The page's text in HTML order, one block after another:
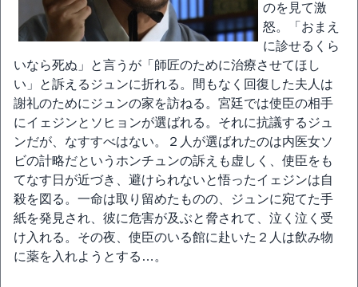
のを見て激
怒。「おまえ
に診せるくら
いなら死ぬ」と言うが「師匠のために治療させてほし
い」と訴えるジュンに折れる。間もなく回復した夫人は
謝礼のためにジュンの家を訪ねる。宮廷では使臣の相手
にイェジンとソヒョンが選ばれる。それに抗議するジュ
ンだが、なすすべはない。２人が選ばれたのは内医女ソ
ビの計略だというホンチュンの訴えも虚しく、使臣をも
てなす日が近づき、避けられないと悟ったイェジンは自
殺を図る。一命は取り留めたものの、ジュンに宛てた手
紙を発見され、彼に危害が及ぶと脅されて、泣く泣く受
け入れる。その夜、使臣のいる館に赴いた２人は飲み物
に薬を入れようとする…。